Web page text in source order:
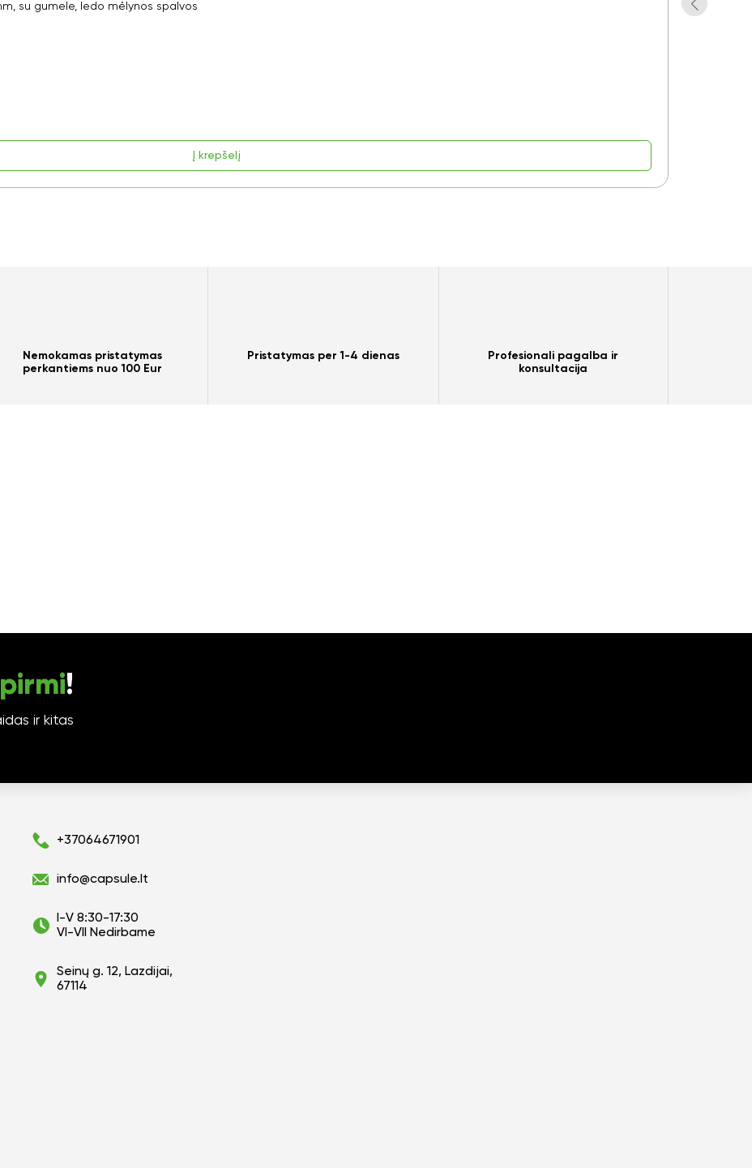
su gumele, ledo mėlynos spalvos
Į krepšelį
Aplankas
Nemokamas pristatymas
perkantiems nuo 100 Eur
Pristatymas per 1-4 dienas
Profesionali pagalba ir
konsultacija
pirmi!
ir kitas
+37064671901
info@capsule.lt
I-V 8:30-17:30
VI-VII Nedirbame
Seinų g. 12, Lazdijai,
67114